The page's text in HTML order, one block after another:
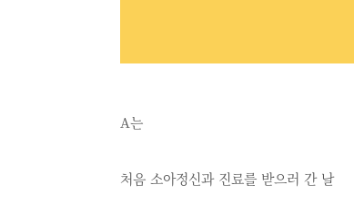
A는
처음 소아정신과 진료를 받으러 간 날